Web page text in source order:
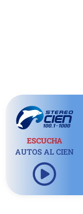
ESCUCHA
AUTOS AL CIEN